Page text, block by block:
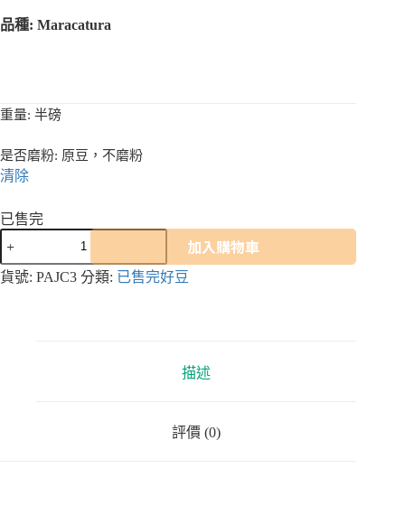
品種: Maracatura
重量: 半磅
是否磨粉: 原豆，不磨粉
清除
已售完
COE
第
2
加入購物車
貨號: PAJC3 分類: 已售完好豆
描述
評價 (0)